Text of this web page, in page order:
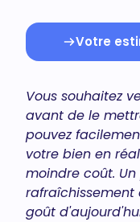
Votre
Vous souhaitez
avant de le
pouvez
votre bien en
moindre coût.
goût